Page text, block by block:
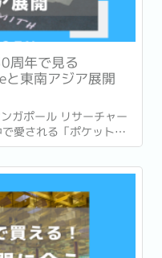
周年で見る
東南アジア展開
ガポール リサーチャー
愛される「ポケットモ
周年という節目の年で
など、幅広い世代に親し
一つとなったポケモ